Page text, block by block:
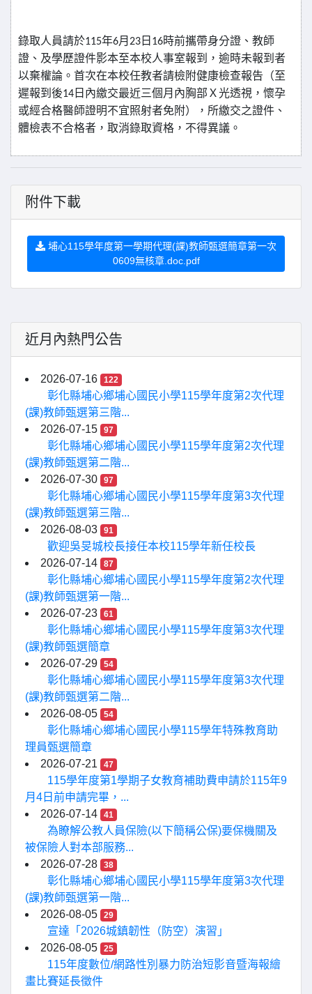
錄取人員請於115年6月 23 日 16時前攜帶身分證 、 教師
證 、 及學歷證件影本至本校人事室報到，逾時未報到者
以棄權論。首次在本校任教者請檢附健康檢查報告（至
遲報到後14 日內繳交最近三個月內胸部Ｘ光透視，懷孕
或經合格醫師證明不宜照射者免附），所繳交之證件、
體檢表不合格者，取消錄取資格，不得異議。
附件下載
埔心115學年度第一學期代理(課)教師甄選簡章第一次
0609無核章.doc.pdf
近月內熱門公告
2026-07-16 122
彰化縣埔心鄉埔心國民小學115學年度第2次代理
(課)教師甄選第三階...
2026-07-15
97
彰化縣埔心鄉埔心國民小學115學年度第2次代理
(課)教師甄選第二階...
2026-07-30
97
彰化縣埔心鄉埔心國民小學115學年度第3次代理
(課)教師甄選第三階...
2026-08-03
91
歡迎吳旻城校長接任本校115學年新任校長
2026-07-14
87
彰化縣埔心鄉埔心國民小學115學年度第2次代理
(課)教師甄選第一階...
2026-07-23
61
彰化縣埔心鄉埔心國民小學115學年度第3次代理
(課)教師甄選簡章
2026-07-29
54
彰化縣埔心鄉埔心國民小學115學年度第3次代理
(課)教師甄選第二階...
2026-08-05
54
彰化縣埔心鄉埔心國民小學115學年特殊教育助
理員甄選簡章
2026-07-21
47
115學年度第1學期子女教育補助費申請於115年9
月4日前申請完畢，...
2026-07-14
41
為瞭解公教人員保險(以下簡稱公保)要保機關及
被保險人對本部服務...
2026-07-28
38
彰化縣埔心鄉埔心國民小學115學年度第3次代理
(課)教師甄選第一階...
2026-08-05
29
宣達「2026城鎮韌性（防空）演習」
2026-08-05
25
115年度數位/網路性別暴力防治短影音暨海報繪
畫比賽延長徵件